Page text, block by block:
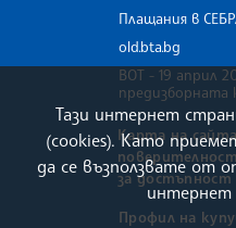
Плащания в
old.bta.bg
ВОТ - 19 април
предизборната
Карта на
поверителност
за достъпност
Профил на
Тази интернет
(cookies). Като
да се възползвате от
интернет